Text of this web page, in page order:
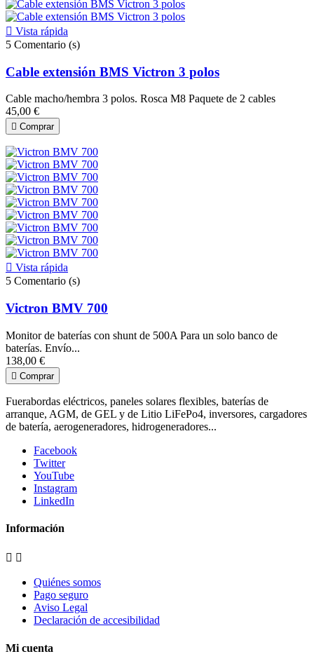
 Vista rápida
5 Comentario (s)
Cable extensión BMS Victron 3 polos
Cable macho/hembra 3 polos. Rosca M8 Paquete de 2 cables
45,00 €
 Comprar
 Vista rápida
5 Comentario (s)
Victron BMV 700
Monitor de baterías con shunt de 500A Para un solo banco de
baterías. Envío...
138,00 €
 Comprar
Fuerabordas eléctricos, paneles solares flexibles, baterías de
arranque, AGM, de GEL y de Litio LiFePo4, inversores, cargadores
de batería, aerogeneradores, hidrogeneradores...
Facebook
Twitter
YouTube
Instagram
LinkedIn
Información
 
Quiénes somos
Pago seguro
Aviso Legal
Declaración de accesibilidad
Mi cuenta